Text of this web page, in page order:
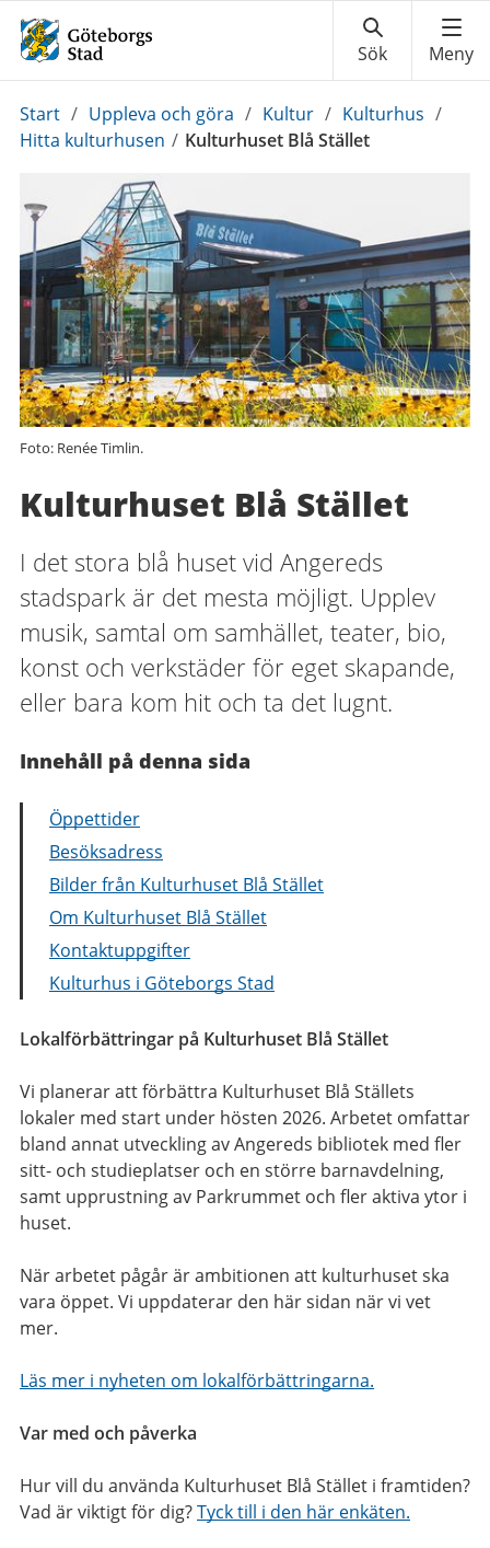
Du
är
Start / Uppleva och göra / Kultur / Kulturhus /
Hitta kulturhusen / Kulturhuset Blå Stället
Foto: Renée Timlin.
Kulturhuset Blå Stället
I det stora blå huset vid Angereds
stadspark är det mesta möjligt. Upplev
musik, samtal om samhället, teater, bio,
konst och verkstäder för eget skapande,
eller bara kom hit och ta det lugnt.
Innehåll på denna sida
Öppettider
Besöksadress
Bilder från Kulturhuset Blå Stället
Om Kulturhuset Blå Stället
Kontaktuppgifter
Kulturhus i Göteborgs Stad
Lokalförbättringar på Kulturhuset Blå Stället
Vi planerar att förbättra Kulturhuset Blå Ställets
lokaler med start under hösten 2026. Arbetet omfattar
bland annat utveckling av Angereds bibliotek med fler
sitt- och studieplatser och en större barnavdelning,
samt upprustning av Parkrummet och fler aktiva ytor i
huset.
När arbetet pågår är ambitionen att kulturhuset ska
vara öppet. Vi uppdaterar den här sidan när vi vet
mer.
Läs mer i nyheten om lokalförbättringarna.
Var med och påverka
Hur vill du använda Kulturhuset Blå Stället i framtiden?
Vad är viktigt för dig?Tyck till i den här enkäten.